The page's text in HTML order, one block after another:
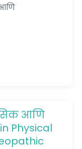
आणि
Physical